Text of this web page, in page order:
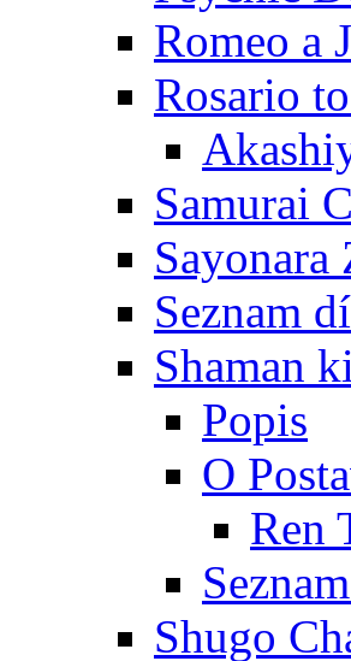
Romeo a
Rosario
Samurai
Sayonara
Seznam
Shaman
Popis
O
Ren
Shugo